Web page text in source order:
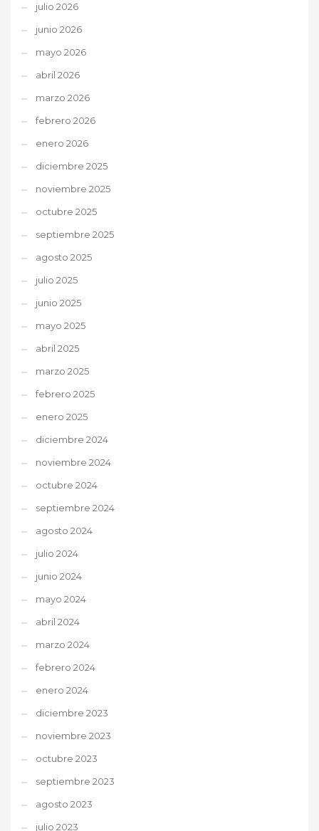
julio 2026
junio 2026
mayo 2026
abril 2026
marzo 2026
febrero 2026
enero 2026
diciembre 2025
noviembre 2025
octubre 2025
septiembre 2025
agosto 2025
julio 2025
junio 2025
mayo 2025
abril 2025
marzo 2025
febrero 2025
enero 2025
diciembre 2024
noviembre 2024
octubre 2024
septiembre 2024
agosto 2024
julio 2024
junio 2024
mayo 2024
abril 2024
marzo 2024
febrero 2024
enero 2024
diciembre 2023
noviembre 2023
octubre 2023
septiembre 2023
agosto 2023
julio 2023